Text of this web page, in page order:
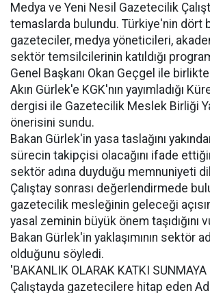
Medya ve Yeni Nesil Gazetecilik
temaslarda bulundu. Türkiye'nin dört
gazeteciler, medya yöneticileri,
sektör temsilcilerinin katıldığı
Genel Başkanı Okan Geçgel ile
Akın Gürlek'e KGK'nın yayımladığı
dergisi ile Gazetecilik Meslek Birliği
önerisini sundu.
Bakan Gürlek'in yasa taslağını
sürecin takipçisi olacağını ifade
sektör adına duyduğu memnuniyeti
Çalıştay sonrası değerlendirmede
gazetecilik mesleğinin geleceği
yasal zeminin büyük önem taşıdığını
Bakan Gürlek'in yaklaşımının sektör
olduğunu söyledi.
'BAKANLIK OLARAK KATKI
Çalıştayda gazetecilere hitap eden